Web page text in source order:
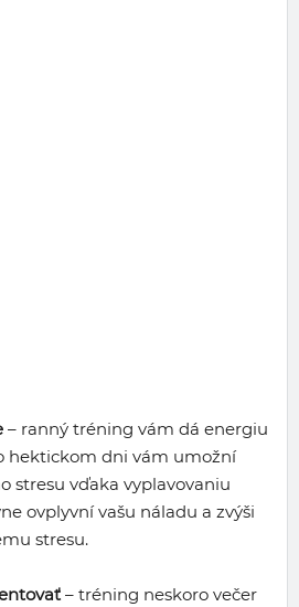
– ranný tréning vám dá energiu
hektickom dni vám umožní
stresu vďaka vyplavovaniu
ovplyvní vašu náladu a zvýši
stresu.
– tréning neskoro večer